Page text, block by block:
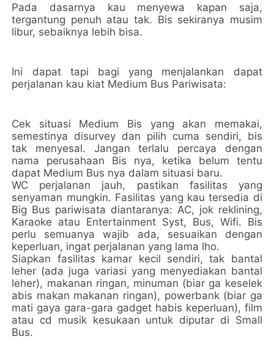
Pada dasarnya kau menyewa kapan saja,
tergantung penuh atau tak. Bis sekiranya musim
libur, sebaiknya lebih bisa.
Ini dapat tapi bagi yang menjalankan dapat
perjalanan kau kiat Medium Bus Pariwisata:
Cek situasi Medium Bis yang akan memakai,
semestinya disurvey dan pilih cuma sendiri, bis
tak menyesal. Jangan terlalu percaya dengan
nama perusahaan Bis nya, ketika belum tentu
dapat Medium Bus nya dalam situasi baru.
WC perjalanan jauh, pastikan fasilitas yang
senyaman mungkin. Fasilitas yang kau tersedia di
Big Bus pariwisata diantaranya: AC, jok reklining,
Karaoke atau Entertainment Syst, Bus, Wifi. Bis
perlu semuanya wajib ada, sesuaikan dengan
keperluan, ingat perjalanan yang lama lho.
Siapkan fasilitas kamar kecil sendiri, tak bantal
leher (ada juga variasi yang menyediakan bantal
leher), makanan ringan, minuman (biar ga keselek
abis makan makanan ringan), powerbank (biar ga
mati gaya gara-gara gadget habis keperluan), film
atau cd musik kesukaan untuk diputar di Small
Bus.